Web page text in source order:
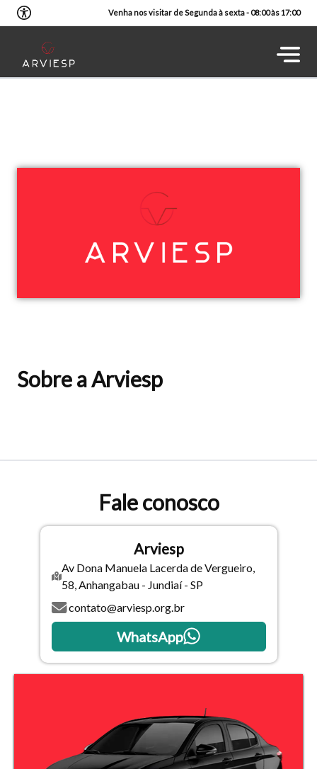
Tamanho do texto
Venha nos visitar de Segunda à sexta - 08:00 às 17:00
Sobre a Arviesp
Fale conosco
Arviesp
Av Dona Manuela Lacerda de Vergueiro,
58, Anhangabau - Jundiaí - SP
contato@arviesp.org.br
WhatsApp